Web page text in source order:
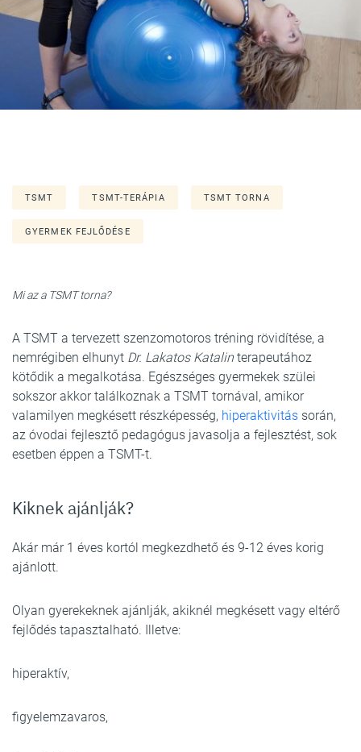
TSMT TSMT-TERÁPIA TSMT TORNA
GYERMEK FEJLŐDÉSE
Mi az a TSMT torna?
A TSMT a tervezett szenzomotoros tréning rövidítése, a
nemrégiben elhunyt Dr. Lakatos Katalin terapeutához
kötődik a megalkotása. Egészséges gyermekek szülei
sokszor akkor találkoznak a TSMT tornával, amikor
valamilyen megkésett részképesség, hiperaktivitás során,
az óvodai fejlesztő pedagógus javasolja a fejlesztést, sok
esetben éppen a TSMT-t.
Kiknek ajánlják?
Akár már 1 éves kortól megkezdhető és 9-12 éves korig
ajánlott.
Olyan gyerekeknek ajánlják, akiknél megkésett vagy eltérő
fejlődés tapasztalható. Illetve:
hiperaktív,
figyelemzavaros,